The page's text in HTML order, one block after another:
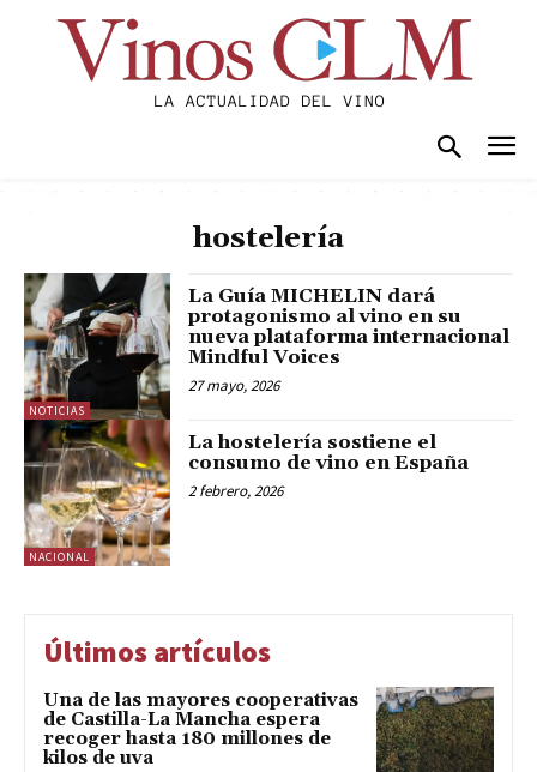
hostelería
NOTICIAS
La Guía MICHELIN dará
protagonismo al vino en su
nueva plataforma internacional
Mindful Voices
27 mayo, 2026
NACIONAL
La hostelería sostiene el
consumo de vino en España
2 febrero, 2026
Últimos artículos
Una de las mayores cooperativas
de Castilla-La Mancha espera
recoger hasta 180 millones de
kilos de uva